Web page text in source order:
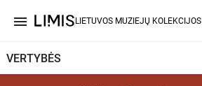
menu LIETUVOS MUZIEJŲ KOLEKCIJOS
VERTYBĖS